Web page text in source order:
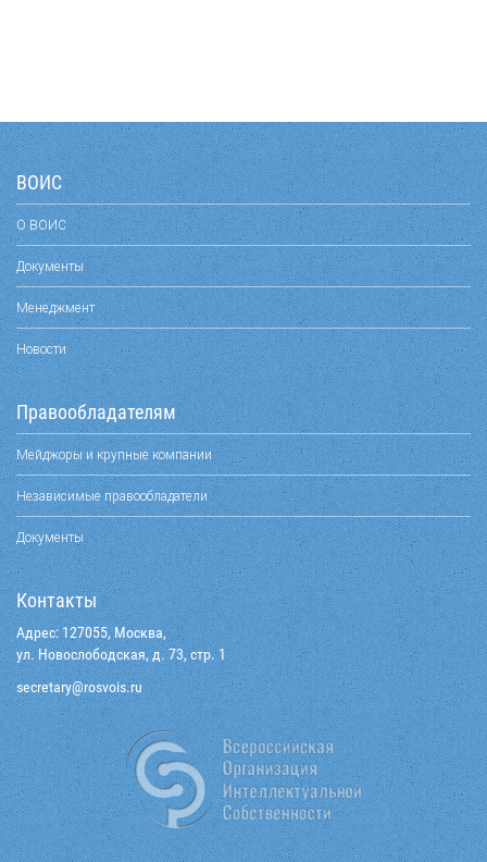
ВОИС
О ВОИС
Документы
Менеджмент
Новости
Правообладателям
Мейджоры и крупные компании
Независимые правообладатели
Документы
Контакты
Адрес: 127055, Москва,
ул. Новослободская, д. 73, стр. 1
ur.siovsor
@yraterces